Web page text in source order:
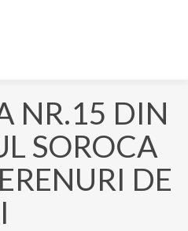
NR.15 DIN
SOROCA
DE